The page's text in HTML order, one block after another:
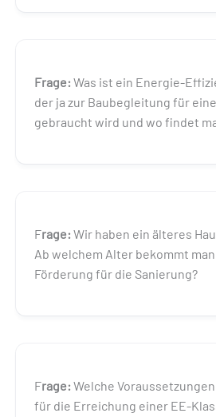
Frage: Was ist ein Energie-
der ja zur Baubegleitung für
gebraucht wird und wo findet
Frage: Wir haben ein älteres
Ab welchem Alter bekommt
Förderung für die Sanierung?
Frage:Welche
für die Erreichung einer EE-